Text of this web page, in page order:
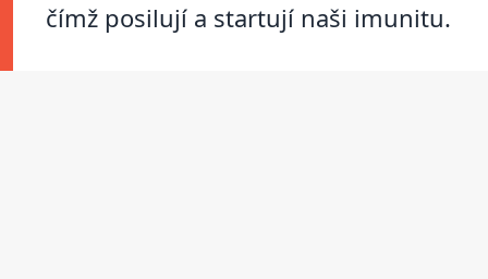
čímž posilují a startují naši imunitu.